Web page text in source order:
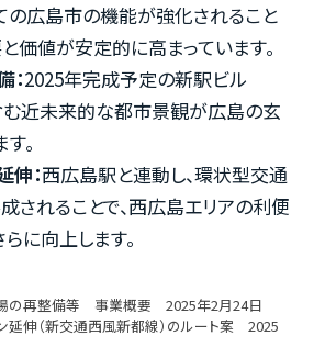
の広島市の機能が強化されること
価値が安定的に高まっています。
2025年完成予定の新駅ビル
む近未来的な都市景観が広島の玄
。
伸：西広島駅と連動し、環状型交通
されることで、西広島エリアの利便
に向上します。
の再整備等 事業概要 2025年2月24日
延伸（新交通西風新都線）のルート案 2025